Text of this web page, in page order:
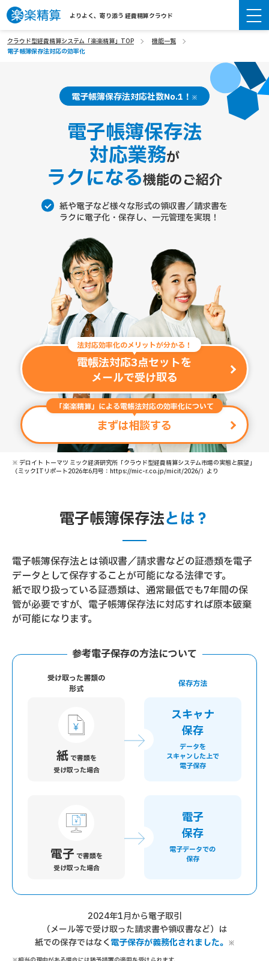
よりよく、寄り添う 経費精算クラウド
クラウド型経費精算システム「楽楽精算」TOP
機能一覧
電子帳簿保存法対応の効率化
電子帳簿保存法対応社数No.1！ ※
電子帳簿保存法
対応業務が
ラクになる機能のご紹介
紙や電子など様々な形式の領収書／請求書を
ラクに電子化・保存し、一元管理を実現！
法対応効率化のメリットが分かる！
電帳法対応3点セットを
メールで受け取る
「楽楽精算」による電帳法対応の効率化について
まずは相談する
※ デロイト トーマツ ミック経済研究所「クラウド型経費精算システム市場の実態と展望」
（ミックITリポート2026年6月号：https://mic-r.co.jp/micit/2026/）より
電子帳簿保存法とは？
電子帳簿保存法とは領収書／請求書などの証憑類を電子
データとして保存することが可能になる法律です。
紙で取り扱っている証憑類は、通常最低でも7年間の保
管が必要ですが、 電子帳簿保存法に対応すれば原本破棄
が可能になります。
参考┃電子保存の方法について
受け取った書類の
形式
紙 で書類を
受け取った場合
保存方法
スキャナ
保存
データを
スキャンした上で
電子保存
電子 で書類を
受け取った場合
電子
保存
電子データでの
保存
2024年1月から電子取引
（メール等で受け取った請求書や領収書など）は
紙での保存ではなく電子保存が義務化されました。 ※